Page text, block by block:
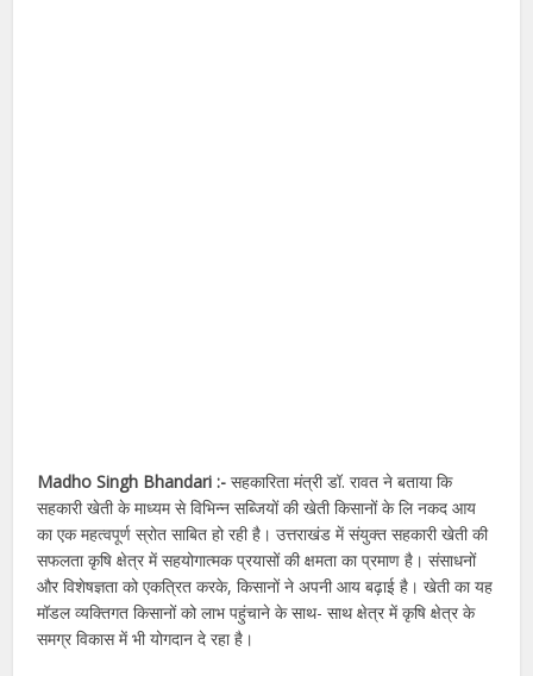
Madho Singh Bhandari :- सहकारिता मंत्री डॉ. रावत ने बताया कि
सहकारी खेती के माध्यम से विभिन्न सब्जियों की खेती किसानों के लि नकद आय
का एक महत्वपूर्ण स्रोत साबित हो रही है। उत्तराखंड में संयुक्त सहकारी खेती की
सफलता कृषि क्षेत्र में सहयोगात्मक प्रयासों की क्षमता का प्रमाण है। संसाधनों
और विशेषज्ञता को एकत्रित करके, किसानों ने अपनी आय बढ़ाई है। खेती का यह
मॉडल व्यक्तिगत किसानों को लाभ पहुंचाने के साथ- साथ क्षेत्र में कृषि क्षेत्र के
समग्र विकास में भी योगदान दे रहा है।